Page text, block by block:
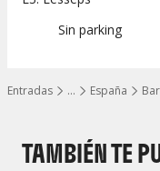
…
Mostrar todos los
Entradas España
Sin parking
TAMBIÉN TE